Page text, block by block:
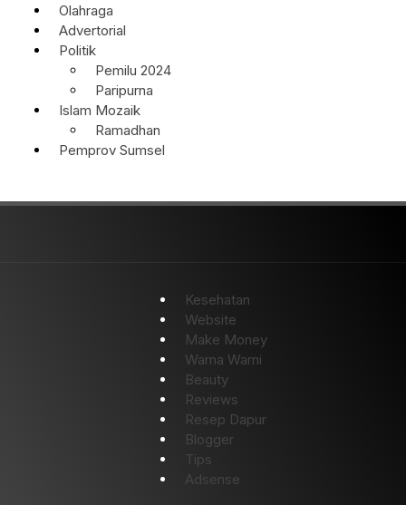
Olahraga
Advertorial
Politik
Pemilu 2024
Paripurna
Islam Mozaik
Ramadhan
Pemprov Sumsel
Kesehatan
Website
Make Money
Warna Warni
Beauty
Reviews
Resep Dapur
Blogger
Tips
Adsense